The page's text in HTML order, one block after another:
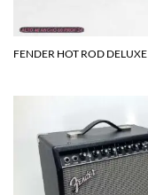
FENDER HOT ROD DELUXE